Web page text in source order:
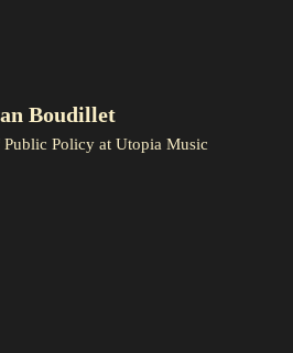
Boudillet
Public Policy at Utopia Music